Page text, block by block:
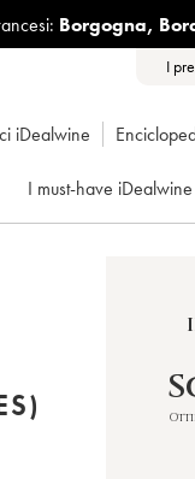
Borgogna,
I
iDealwine
I must-have iDealwine